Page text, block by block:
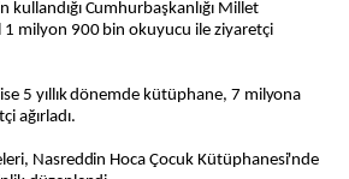
Cumhurbaşkanlığı Millet
1 milyon 900 bin okuyucu ile ziyaretçi
ise 5 yıllık dönemde kütüphane, 7 milyona
ağırladı.
Nasreddin Hoca Çocuk Kütüphanesi'nde